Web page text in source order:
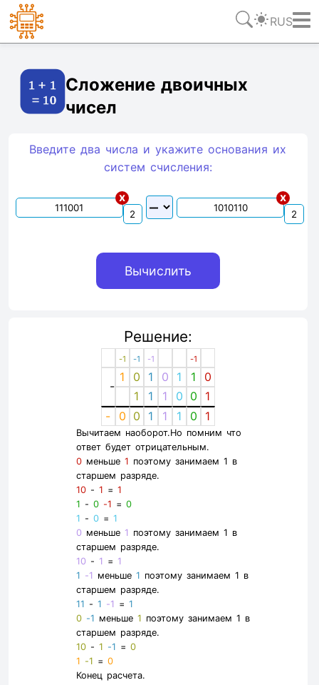
RUS
Сложение двоичных
чисел
Введите два числа и укажите основания их
систем счиcления:
x x
Решение:
-1 -1 -1 -1
-
1 0 1 0 1 1
0
1
1 1 0 0
1
-
0 0 1 1 1 0 1
Вычитаем наоборот.Но помним что
ответ будет отрицательным.
0меньше 1 поэтому занимаем 1 в
старшем разряде.
10- 1 = 1
1 - 0 -1 = 0
1 - 0= 1
0 меньше 1 поэтому занимаем 1 в
старшем разряде.
10 - 1 = 1
1 -1 меньше 1 поэтому занимаем 1 в
старшем разряде.
11 - 1 -1 = 1
0 -1 меньше 1 поэтому занимаем 1 в
старшем разряде.
10- 1 -1 = 0
1 -1 = 0
Конец расчета.